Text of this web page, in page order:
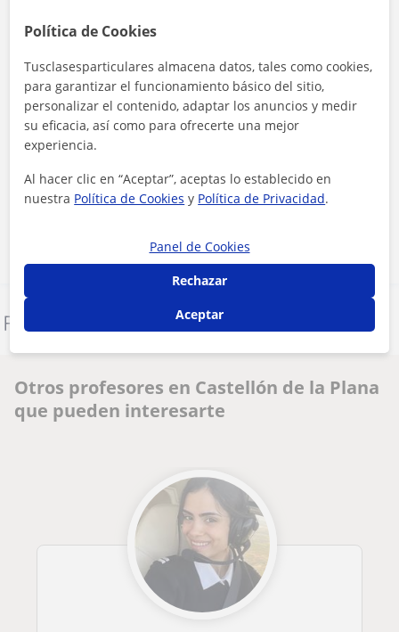
Otros profesores en Castellón de la Plana
que pueden interesarte
Política de Cookies
Tusclasesparticulares almacena datos, tales como cookies,
para garantizar el funcionamiento básico del sitio,
personalizar el contenido, adaptar los anuncios y medir
su eficacia, así como para ofrecerte una mejor
experiencia.
Al hacer clic en “Aceptar”, aceptas lo establecido en
nuestra Política de Cookies y Política de Privacidad.
Panel de Cookies
Rechazar
Aceptar